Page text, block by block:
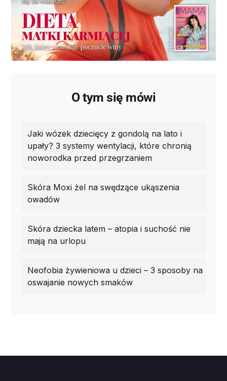
O tym się mówi
Jaki wózek dziecięcy z gondolą na lato i
upały? 3 systemy wentylacji, które chronią
noworodka przed przegrzaniem
Skóra Moxi żel na swędzące ukąszenia
owadów
Skóra dziecka latem – atopia i suchość nie
mają na urlopu
Neofobia żywieniowa u dzieci – 3 sposoby na
oswajanie nowych smaków